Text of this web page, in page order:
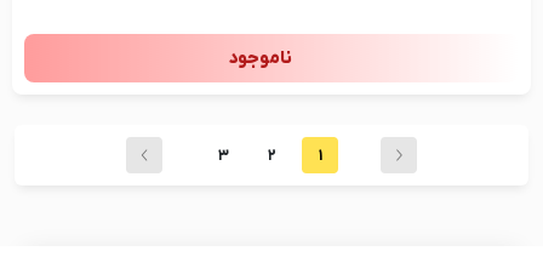
ناموجود
1
2
3